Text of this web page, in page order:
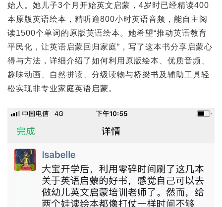
始人。她儿子3个月开始英文启蒙，4岁时已经精读400
本原版英语绘本，精听逾800小时英语音频，能自主阅
读1500个单词的原版英语绘本。她希望“推动英语教育
平民化，让英语启蒙回归家庭”，写了这本书分享启蒙心
得与方法，详细介绍了如何利用原版绘本、优质音频、
趣味动画、自然拼读、分级读物与桥梁书及辅助工具轻
松实现非专业家庭英语启蒙。